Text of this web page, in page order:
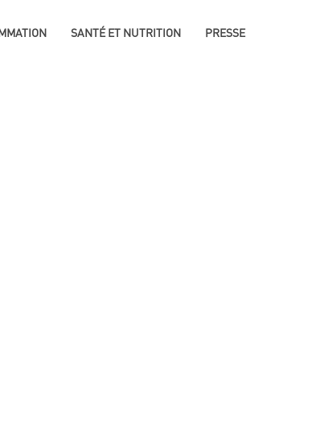
SANTÉ ET NUTRITION PRESSE